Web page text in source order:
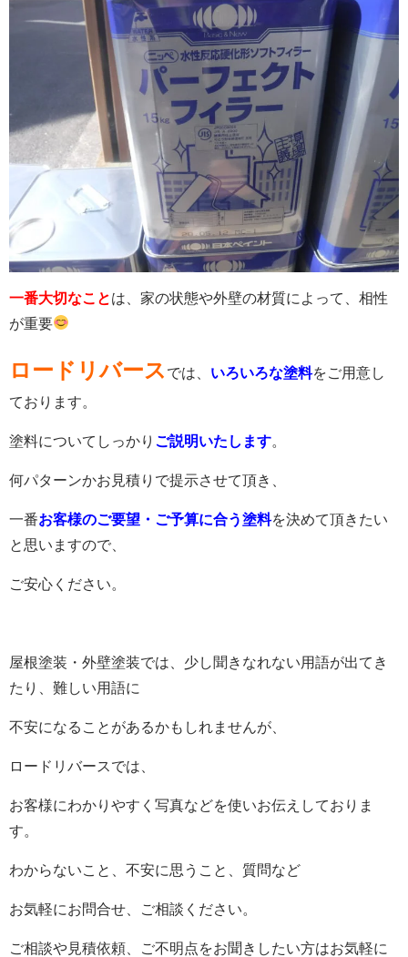
一番大切なことは、家の状態や外壁の材質によって、相性
が重要
ロードリバース では、 いろいろな塗料をご用意し
ております。
塗料についてしっかり ご説明いたします。
何パターンかお見積りで提示させて頂き、
一番お客様のご要望・ご予算に合う塗料を決めて頂きたい
と思いますので、
ご安心ください。
屋根塗装・外壁塗装では、少し聞きなれない用語が出てき
たり、難しい用語に
不安になることがあるかもしれませんが、
ロードリバースでは、
お客様にわかりやすく写真などを使いお伝えしておりま
す。
わからないこと、不安に思うこと、質問など
お気軽にお問合せ、ご相談ください。
ご相談や見積依頼、ご不明点をお聞きしたい方はお気軽に